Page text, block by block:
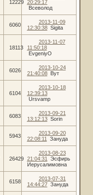
12229
20:29:17
Всеволод
6060
2013-11-09
12:30:38 Sigita
18113
2013-11-07
11:50:18
EvgeniyO
6026
2013-10-24
21:40:08
Вут
6104
2013-10-18
12:39:13
Ursvamp
6083
2013-09-21
13:12:13 Sorin
5943
2013-09-20
22:08:11
Зануда
26429
2013-08-23
21:04:31
Эсфирь
Иерусалимовна
6158
2013-07-31
14:44:27 Зануда